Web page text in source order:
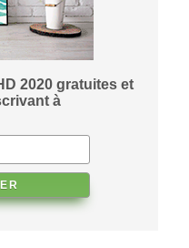
2020 gratuites et
à